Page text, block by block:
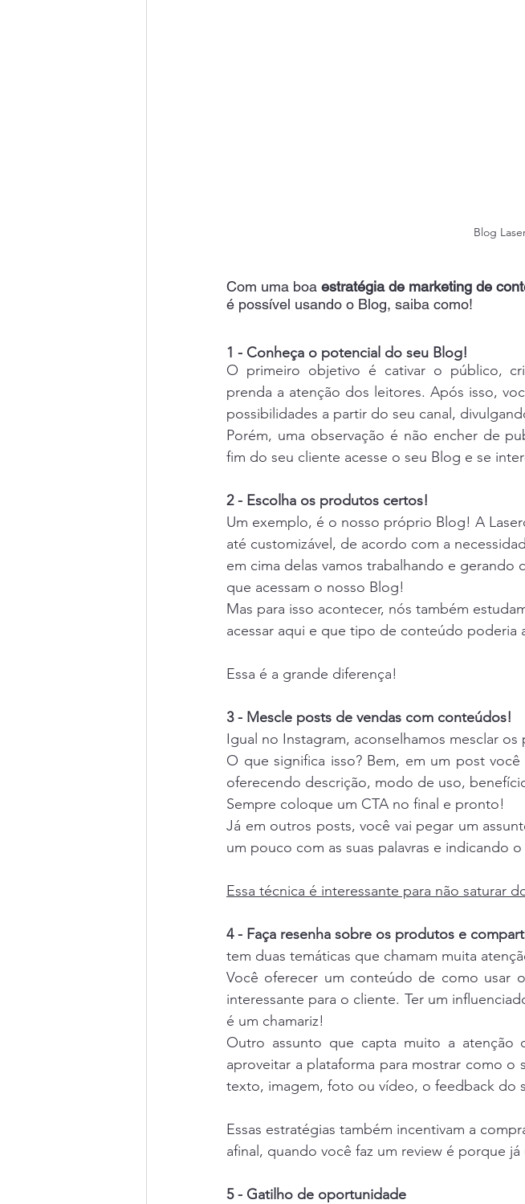
Blog
Com uma boa estratégia de marketing de
é possível usando o Blog, saiba como!
1 - Conheça o potencial do seu Blog!
O primeiro objetivo é cativar o público,
prenda a atenção dos leitores. Após isso,
possibilidades a partir do seu canal,
Porém, uma observação é não encher de
fim do seu cliente acesse o seu Blog e se
2 - Escolha os produtos certos!
Um exemplo, é o nosso próprio Blog! A
até customizável, de acordo com a
em cima delas vamos trabalhando e
que acessam o nosso Blog!
Mas para isso acontecer, nós também
acessar aqui e que tipo de conteúdo poderia
Essa é a grande diferença!
3 - Mescle posts de vendas com conteúdos!
Igual no Instagram, aconselhamos mesclar
O que significa isso? Bem, em um post
oferecendo descrição, modo de uso,
Sempre coloque um CTA no final e pronto!
Já em outros posts, você vai pegar um
um pouco com as suas palavras e indicando
Essa técnica é interessante para não saturar
4 - Faça resenha sobre os produtos e
tem duas temáticas que chamam muita
Você oferecer um conteúdo de como usar
interessante para o cliente. Ter um
é um chamariz!
Outro assunto que capta muito a atenção
aproveitar a plataforma para mostrar como
texto, imagem, foto ou vídeo, o feedback do
Essas estratégias também incentivam a
afinal, quando você faz um review é porque
5 - Gatilho de oportunidade